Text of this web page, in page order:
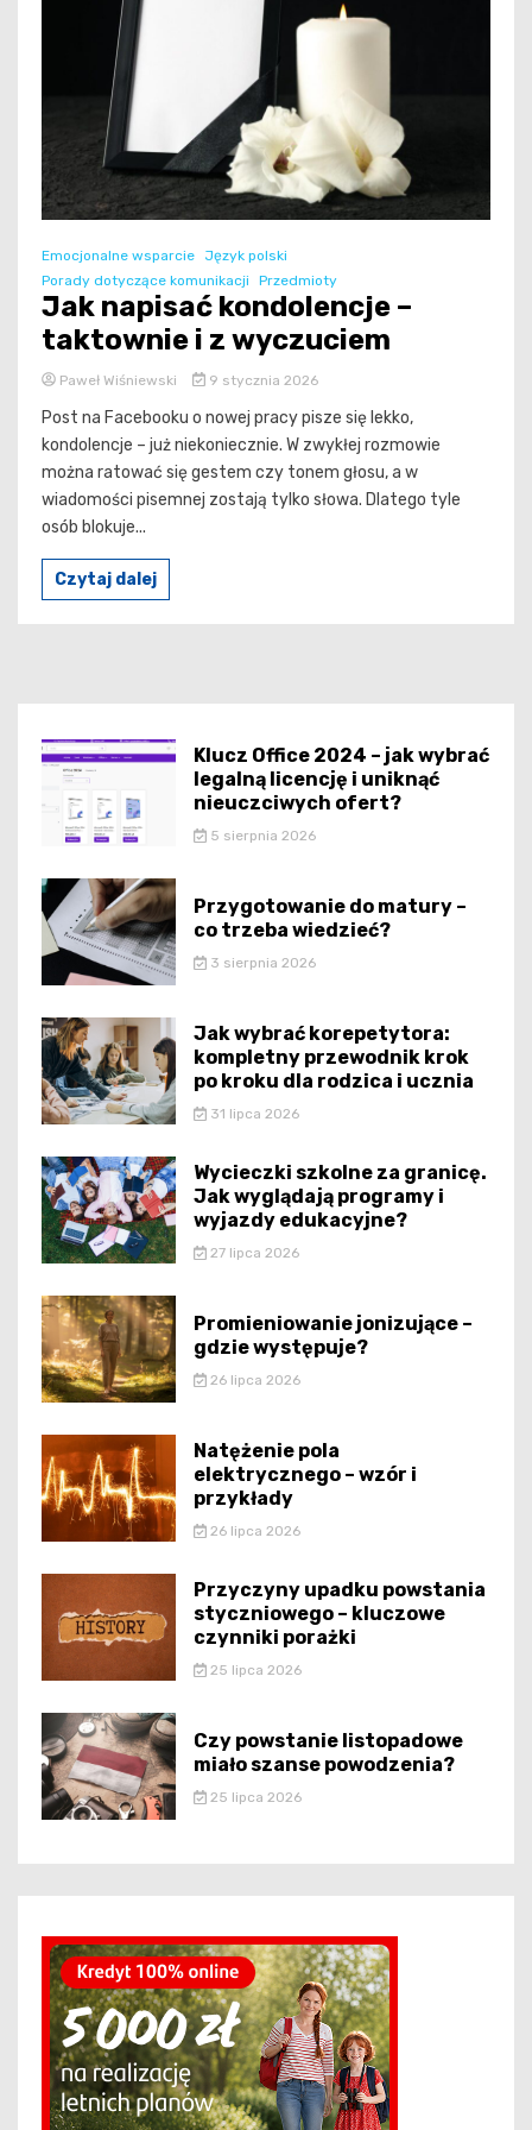
Emocjonalne wsparcie
Język polski
Porady dotyczące komunikacji
Przedmioty
Jak napisać kondolencje –
taktownie i z wyczuciem
Paweł Wiśniewski 9 stycznia 2026
Post na Facebooku o nowej pracy pisze się lekko,
kondolencje – już niekoniecznie. W zwykłej rozmowie
można ratować się gestem czy tonem głosu, a w
wiadomości pisemnej zostają tylko słowa. Dlatego tyle
osób blokuje...
Czytaj dalej
Klucz Office 2024 – jak wybrać
legalną licencję i uniknąć
nieuczciwych ofert?
5 sierpnia 2026
Przygotowanie do matury –
co trzeba wiedzieć?
3 sierpnia 2026
Jak wybrać korepetytora:
kompletny przewodnik krok
po kroku dla rodzica i ucznia
31 lipca 2026
Wycieczki szkolne za granicę.
Jak wyglądają programy i
wyjazdy edukacyjne?
27 lipca 2026
Promieniowanie jonizujące –
gdzie występuje?
26 lipca 2026
Natężenie pola
elektrycznego – wzór i
przykłady
26 lipca 2026
Przyczyny upadku powstania
styczniowego – kluczowe
czynniki porażki
25 lipca 2026
Czy powstanie listopadowe
miało szanse powodzenia?
25 lipca 2026